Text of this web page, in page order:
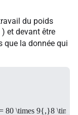
du poids
) et devant être
la donnée qui
\times 9{,}8